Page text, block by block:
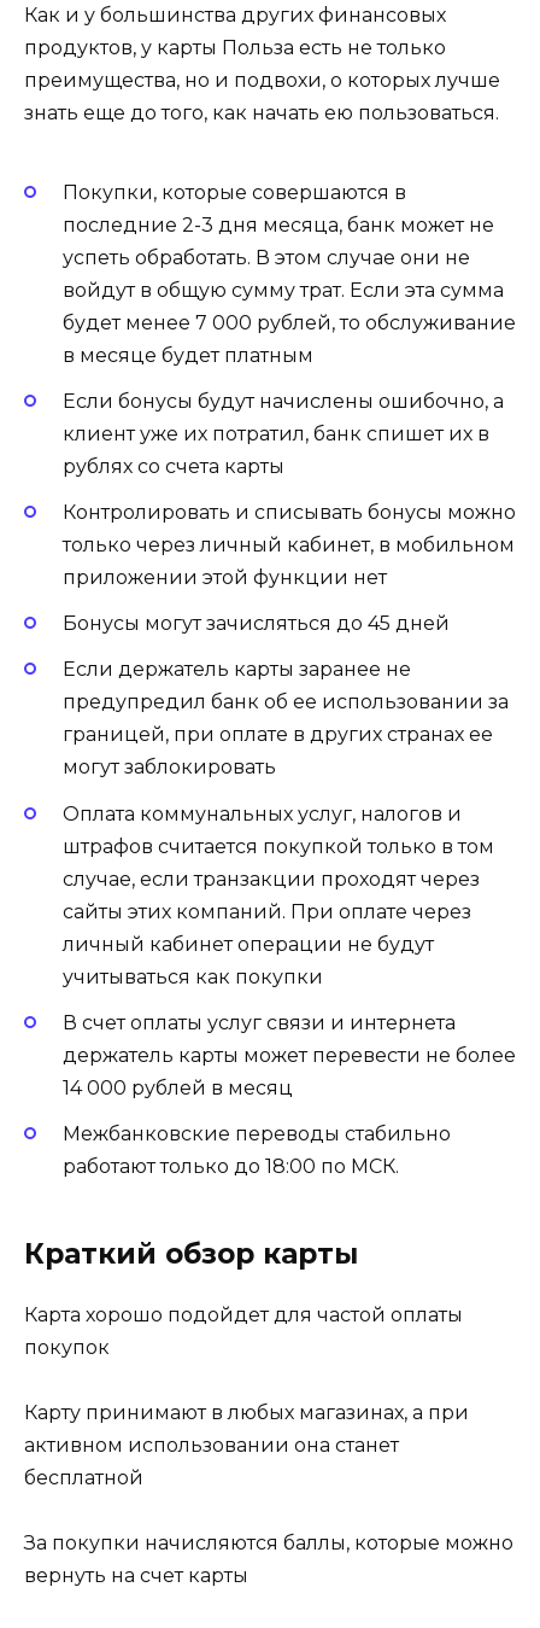
Как и у большинства других финансовых
продуктов, у карты Польза есть не только
преимущества, но и подвохи, о которых лучше
знать еще до того, как начать ею пользоваться.
Покупки, которые совершаются в
последние 2-3 дня месяца, банк может не
успеть обработать. В этом случае они не
войдут в общую сумму трат. Если эта сумма
будет менее 7 000 рублей, то обслуживание
в месяце будет платным
Если бонусы будут начислены ошибочно, а
клиент уже их потратил, банк спишет их в
рублях со счета карты
Контролировать и списывать бонусы можно
только через личный кабинет, в мобильном
приложении этой функции нет
Бонусы могут зачисляться до 45 дней
Если держатель карты заранее не
предупредил банк об ее использовании за
границей, при оплате в других странах ее
могут заблокировать
Оплата коммунальных услуг, налогов и
штрафов считается покупкой только в том
случае, если транзакции проходят через
сайты этих компаний. При оплате через
личный кабинет операции не будут
учитываться как покупки
В счет оплаты услуг связи и интернета
держатель карты может перевести не более
14 000 рублей в месяц
Межбанковские переводы стабильно
работают только до 18:00 по МСК.
Краткий обзор карты
Карта хорошо подойдет для частой оплаты
покупок
Карту принимают в любых магазинах, а при
активном использовании она станет
бесплатной
За покупки начисляются баллы, которые можно
вернуть на счет карты